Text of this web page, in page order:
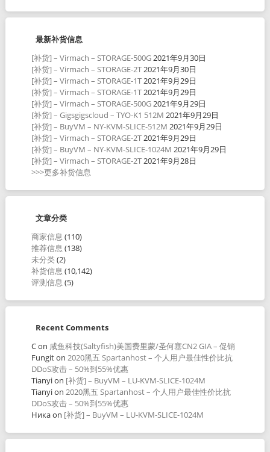
最新补货信息
[补货] – Virmach – STORAGE-500G2021年9月30日
[补货] – Virmach – STORAGE-2T2021年9月30日
[补货] – Virmach – STORAGE-1T2021年9月29日
[补货] – Virmach – STORAGE-1T2021年9月29日
[补货] – Virmach – STORAGE-500G2021年9月29日
[补货] – Gigsgigscloud – TYO-K1 512M 2021年9月29日
[补货] – BuyVM – NY-KVM-SLICE-512M 2021年9月29日
[补货] – Virmach – STORAGE-2T2021年9月29日
[补货] – BuyVM – NY-KVM-SLICE-1024M 2021年9月29日
[补货] – Virmach – STORAGE-2T2021年9月28日
>>>更多补货信息
文章分类
商家信息 (110)
推荐信息 (138)
未分类(2)
补货信息 (10,142)
评测信息 (5)
Recent Comments
Con 咸鱼科技(Saltyfish)美国费里蒙/圣何塞CN2 GIA – 促销
Fungiton 2020黑五 Spartanhost – 个人用户最佳性价比抗
DDoS攻击 – 50%到55%优惠
Tianyion [补货] – BuyVM – LU-KVM-SLICE-1024M
Tianyion 2020黑五 Spartanhost – 个人用户最佳性价比抗
DDoS攻击 – 50%到55%优惠
Никаon [补货] – BuyVM – LU-KVM-SLICE-1024M